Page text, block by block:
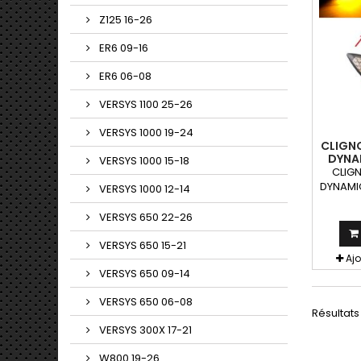
Z125 16-26
ER6 09-16
ER6 06-08
VERSYS 1100 25-26
VERSYS 1000 19-24
VERSYS 1000 15-18
VERSYS 1000 12-14
VERSYS 650 22-26
VERSYS 650 15-21
VERSYS 650 09-14
VERSYS 650 06-08
VERSYS 300X 17-21
Résultats